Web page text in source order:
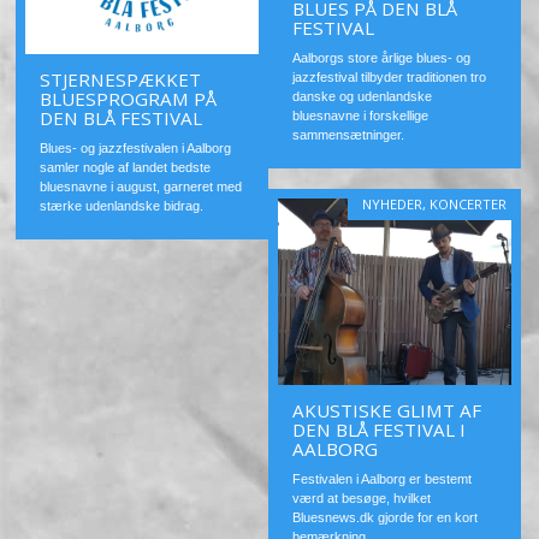
STJERNESPÆKKET
BLUESPROGRAM PÅ
DEN BLÅ FESTIVAL
Blues- og jazzfestivalen i Aalborg
samler nogle af landet bedste
bluesnavne i august, garneret med
stærke udenlandske bidrag.
BLUES PÅ DEN BLÅ
FESTIVAL
Aalborgs store årlige blues- og
jazzfestival tilbyder traditionen tro
danske og udenlandske
bluesnavne i forskellige
sammensætninger.
NYHEDER, KONCERTER
AKUSTISKE GLIMT AF
DEN BLÅ FESTIVAL I
AALBORG
Festivalen i Aalborg er bestemt
værd at besøge, hvilket
Bluesnews.dk gjorde for en kort